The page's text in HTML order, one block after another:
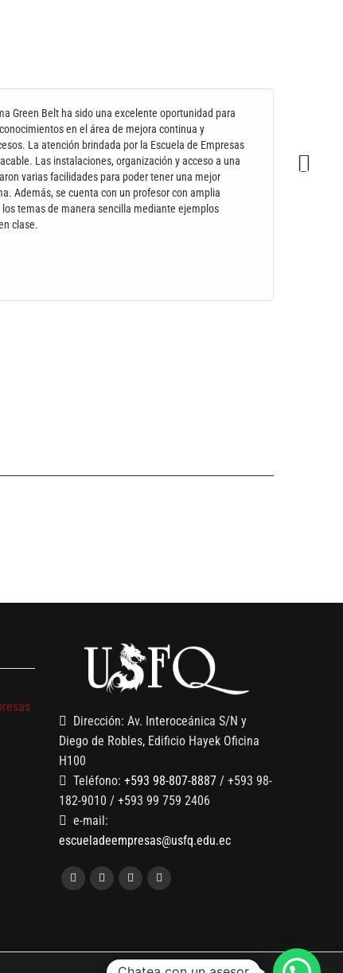
Green Belt ha sido una excelente oportunidad para
en el área de mejora continua y
La atención brindada por la Escuela de Empresas
Las instalaciones, organización y acceso a una
varias facilidades para poder tener una mejor
Además, se cuenta con un profesor con amplia
temas de manera sencilla mediante ejemplos
clase.
Dirección: Av. Interoceánica S/N y
Diego de Robles, Edificio Hayek Oficina
H100
Teléfono: +593 98-807-8887 / +593 98-
182-9010 / +593 99 759 2406
e-mail:
escueladeempresas@usfq.edu.ec